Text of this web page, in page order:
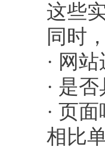
这些实
同时，
· 网站
· 是否
· 页面
相比单